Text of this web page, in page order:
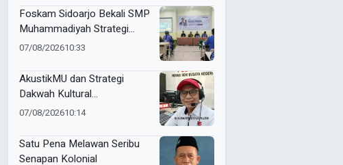
Pendidikan
Foskam Sidoarjo Bekali SMP
Muhammadiyah Strategi
Branding dan Marketing
07/08/202610:33
AkustikMU dan Strategi
Dakwah Kultural
Muhammadiyah
07/08/202610:14
Satu Pena Melawan Seribu
Senapan Kolonial